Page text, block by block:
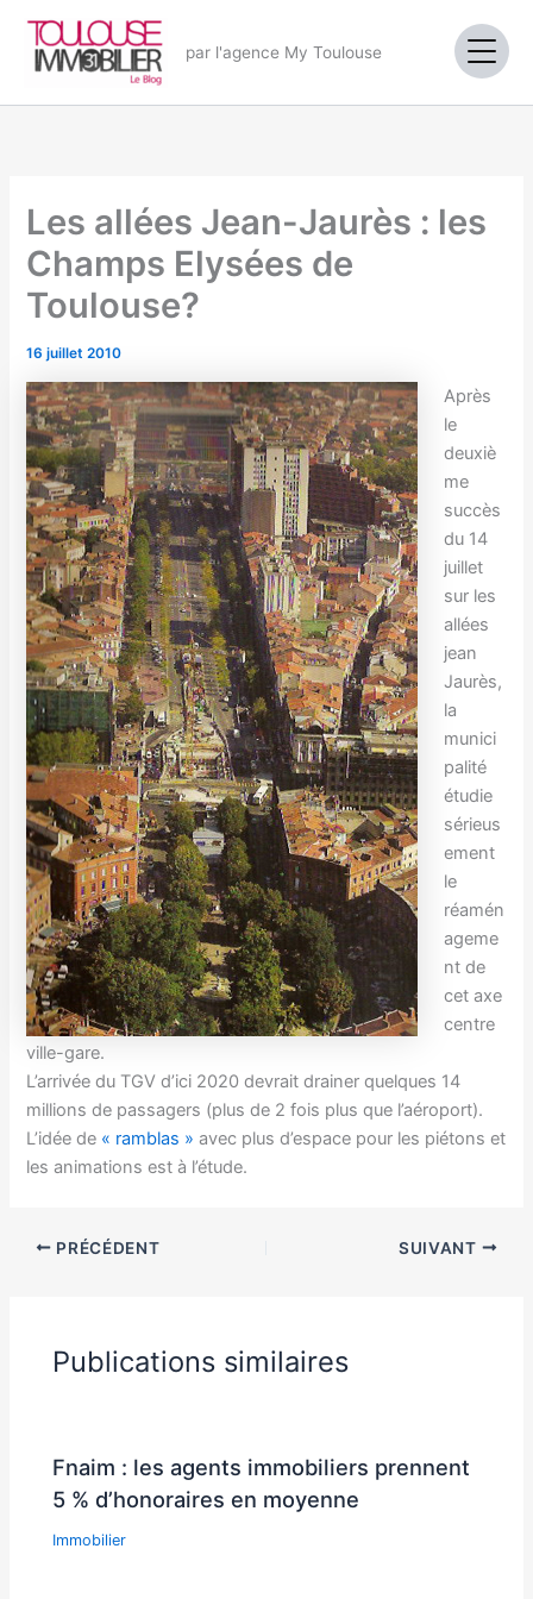
contenu
par l'agence My Toulouse
Les allées Jean-Jaurès : les
Champs Elysées de
Toulouse?
16 juillet 2010
Après
le
deuxiè
me
succès
du 14
juillet
sur les
allées
jean
Jaurès,
la
munici
palité
étudie
sérieus
ement
le
réamén
ageme
nt de
cet axe
centre
ville-gare.
L’arrivée du TGV d’ici 2020 devrait drainer quelques 14
millions de passagers (plus de 2 fois plus que l’aéroport).
L’idée de « ramblas » avec plus d’espace pour les piétons et
les animations est à l’étude.
PRÉCÉDENT SUIVANT
Publications similaires
Fnaim : les agents immobiliers prennent
5 % d’honoraires en moyenne
Immobilier